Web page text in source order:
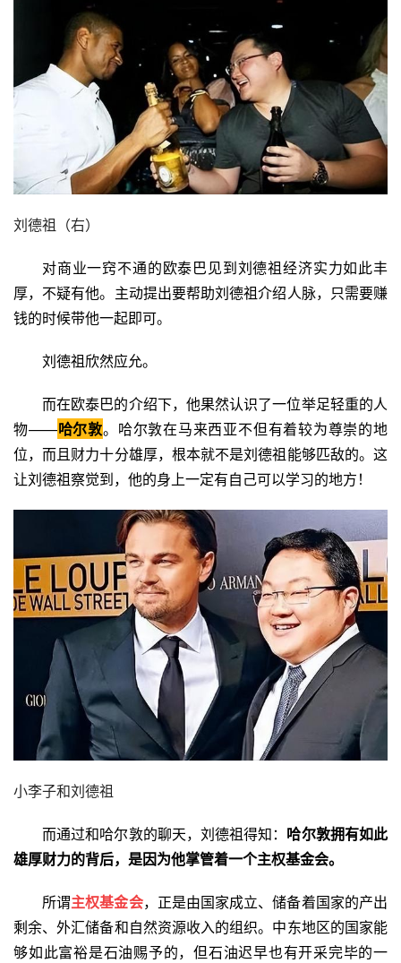
刘德祖（右）
对商业一窍不通的欧泰巴见到刘德祖经济实力如此丰
厚，不疑有他。主动提出要帮助刘德祖介绍人脉，只需要赚
钱的时候带他一起即可。
刘德祖欣然应允。
而在欧泰巴的介绍下，他果然认识了一位举足轻重的人
物——哈尔敦。哈尔敦在马来西亚不但有着较为尊崇的地
位，而且财力十分雄厚，根本就不是刘德祖能够匹敌的。这
让刘德祖察觉到，他的身上一定有自己可以学习的地方！
小李子和刘德祖
而通过和哈尔敦的聊天，刘德祖得知： 哈尔敦拥有如此
雄厚财力的背后，是因为他掌管着一个主权基金会。
所谓主权基金会，正是由国家成立、储备着国家的产出
剩余、外汇储备和自然资源收入的组织。中东地区的国家能
够如此富裕是石油赐予的，但石油迟早也有开采完毕的一